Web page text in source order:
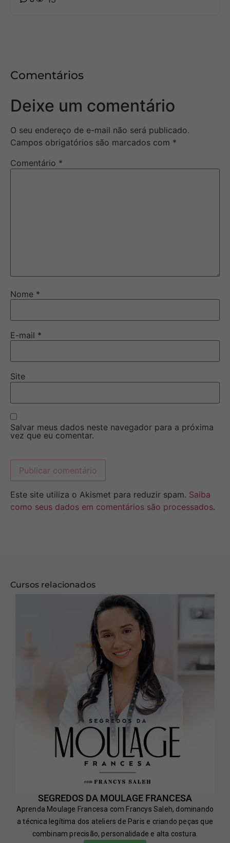
Comentários
Deixe um comentário
O seu endereço de e-mail não será publicado.
Campos obrigatórios são marcados com *
Comentário *
Nome *
E-mail *
Site
Salvar meus dados neste navegador para a próxima
vez que eu comentar.
Este site utiliza o Akismet para reduzir spam. Saiba
como seus dados em comentários são processados.
Cursos relacionados
SEGREDOS DA MOULAGE FRANCESA
Aprenda Moulage Francesa com Francys Saleh, dominando
a técnica legítima dos ateliers de Paris e criando peças que
combinam precisão, personalidade e alta costura.